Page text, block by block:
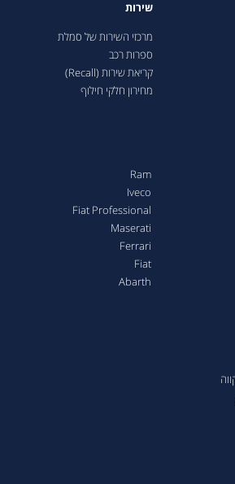
שירות
מרכזי השירות של סמלת
ספרות רכב
קריאת שירות (Recall)
מחירון חלקי חילוף
Ram
Iveco
Fiat Professional
Maserati
Ferrari
Fiat
Abarth